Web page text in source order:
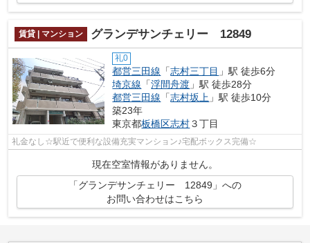
賃貸 | マンション グランデサンチェリー 12849
礼0
都営三田線 「志村三丁目 」駅 徒歩6分
埼京線 「浮間舟渡 」駅 徒歩28分
都営三田線 「志村坂上 」駅 徒歩10分
築23年
東京都板橋区志村３丁目
礼金なし☆駅近で便利な設備充実マンション♪宅配ボックス完備☆
現在空室情報がありません。
「グランデサンチェリー 12849」への
お問い合わせはこちら